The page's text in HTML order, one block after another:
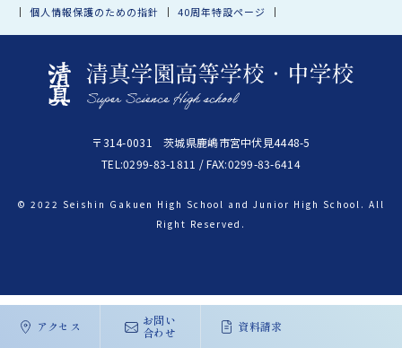
アクセス
お問い
合わせ
資料請求
個人情報保護のための指針
40周年特設ページ
〒314-0031 茨城県鹿嶋市宮中伏見4448-5
TEL:0299-83-1811 / FAX:0299-83-6414
© 2022 Seishin Gakuen High School and Junior High School. All
Right Reserved.